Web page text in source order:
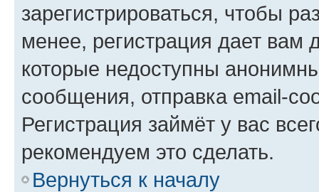
зарегистрироваться, чтобы
менее, регистрация дает вам
которые недоступны
сообщения, отправка email-
Регистрация займёт у вас
рекомендуем это сделать.
Вернуться к началу